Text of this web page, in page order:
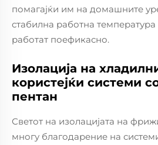
помагајќи им на домашните
стабилна работна температура
работат поефикасно.
Изолациjа на
користејќи системи
пентан
Светот на изолацијата на
многу благодарение на